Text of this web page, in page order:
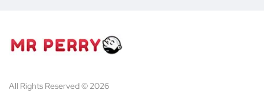
All Rights Reserved © 2026